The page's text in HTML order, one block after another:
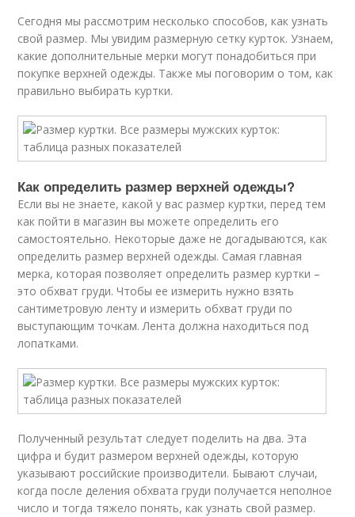
Сегодня мы рассмотрим несколько способов, как узнать
свой размер. Мы увидим размерную сетку курток. Узнаем,
какие дополнительные мерки могут понадобиться при
покупке верхней одежды. Также мы поговорим о том, как
правильно выбирать куртки.
Как определить размер верхней одежды?
Если вы не знаете, какой у вас размер куртки, перед тем
как пойти в магазин вы можете определить его
самостоятельно. Некоторые даже не догадываются, как
определить размер верхней одежды. Самая главная
мерка, которая позволяет определить размер куртки –
это обхват груди. Чтобы ее измерить нужно взять
сантиметровую ленту и измерить обхват груди по
выступающим точкам. Лента должна находиться под
лопатками.
Полученный результат следует поделить на два. Эта
цифра и будит размером верхней одежды, которую
указывают российские производители. Бывают случаи,
когда после деления обхвата груди получается неполное
число и тогда тяжело понять, как узнать свой размер.